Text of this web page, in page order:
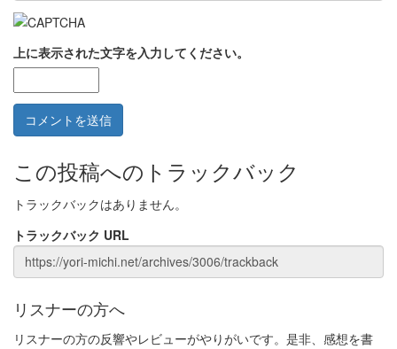
上に表示された文字を入力してください。
この投稿へのトラックバック
トラックバックはありません。
トラックバック URL
リスナーの方へ
リスナーの方の反響やレビューがやりがいです。是非、感想を書